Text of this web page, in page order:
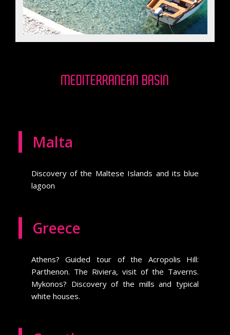
MEDITERRANEAN BASIN
Malta
Discovery of the Maltese Islands and its blue
lagoon
Greece
Athens? Guided tour of the Acropolis Hill:
Parthenon. The Riviera, visit of the Taverns.
Mykonos? Discovery of the mills and typical
white houses.